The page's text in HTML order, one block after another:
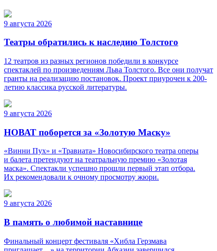
9 августа 2026
Театры обратились к наследию Толстого
12 театров из разных регионов победили в конкурсе
спектаклей по произведениям Льва Толстого. Все они получат
гранты на реализацию постановок. Проект приурочен к 200-
летию классика русской литературы.
9 августа 2026
НОВАТ поборется за «Золотую Маску»
«Винни Пух» и «Травиата» Новосибирского театра оперы
и балета претендуют на театральную премию «Золотая
маска». Спектакли успешно прошли первый этап отбора.
Их рекомендовали к очному просмотру жюри.
9 августа 2026
В память о любимой наставнице
Финальный концерт фестиваля «Хибла Герзмава